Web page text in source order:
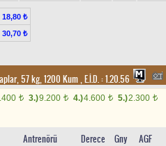
18,80 ₺
30,70 ₺
57 kg, 1200 Kum,E.İ.D. :1.20.56
t 3.)9.200 t 4.)4.600 t 5.)2.300 t
Antrenörü Derece Gny AGF